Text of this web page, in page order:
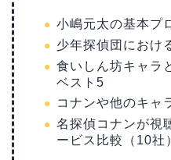
小嶋元太の基本プ
少年探偵団におけ
食いしん坊キャラ
ベスト5
コナンや他のキャ
名探偵コナンが視
ービス比較（10社